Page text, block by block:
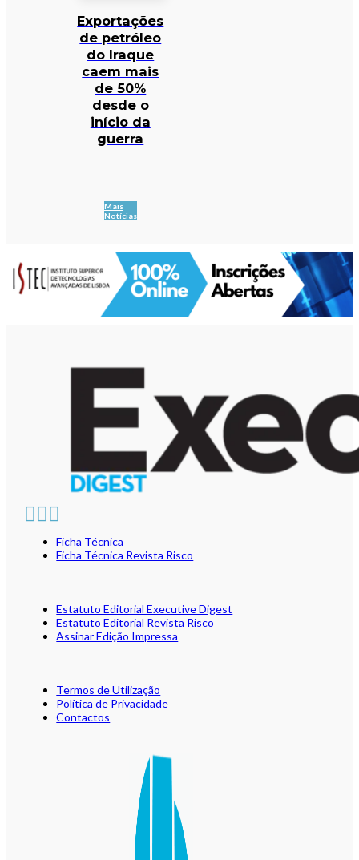
Exportações
de petróleo
do Iraque
caem mais
de 50%
desde o
início da
guerra
Mais
Notícias
Ficha Técnica
Ficha Técnica Revista Risco
Estatuto Editorial Executive Digest
Estatuto Editorial Revista Risco
Assinar Edição Impressa
Termos de Utilização
Política de Privacidade
Contactos